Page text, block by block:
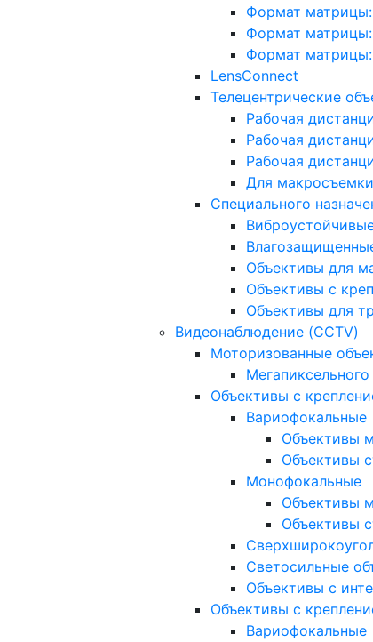
Формат матрицы:
Формат матрицы:
Формат матрицы:
LensConnect
Телецентрические
Рабочая
Рабочая
Рабочая
Для макросъемки
Специального
Объективы для
Объективы с
Объективы для
Видеонаблюдение (CCTV)
Моторизованные
Объективы с
Вариофокальные
Объективы
Объективы
Монофокальные
Объективы
Объективы
Светосильные
Объективы с
Объективы с
Вариофокальные